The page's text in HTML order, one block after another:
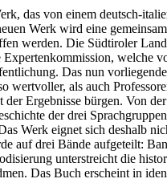
das von einem deutsch-
Werk wird eine
werden. Die Südtiroler
welche
Das nun
wertvoller, als auch
Ergebnisse bürgen. Von
der drei
Werk eignet sich deshalb
auf drei Bände aufgeteilt:
unterstreicht die
Das Buch erscheint in